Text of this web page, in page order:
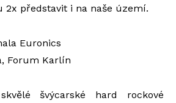
2x představit i na naše území.
Euronics
Forum Karlín
švýcarské hard rockové